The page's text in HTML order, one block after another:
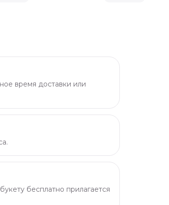
время доставки или
бесплатно прилагается